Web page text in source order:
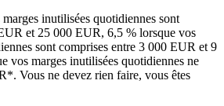
inutilisées quotidiennes sont
et 25 000 EUR, 6,5 % lorsque vos
sont comprises entre 3 000 EUR et 9
vos marges inutilisées quotidiennes ne
Vous ne devez rien faire, vous êtes